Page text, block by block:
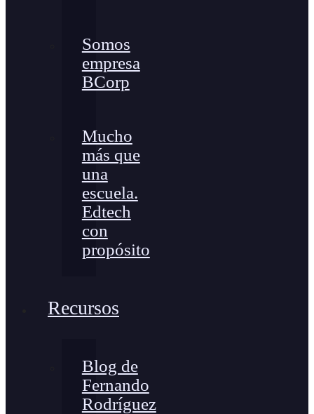
Somos
empresa
BCorp
Mucho
más que
una
escuela.
Edtech
con
propósito
Recursos
Blog de
Fernando
Rodríguez